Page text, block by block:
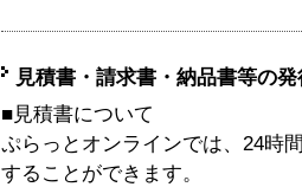
見積書・請求書・納品書等の
■見積書について
ぷらっとオンラインでは、24時
することができます。